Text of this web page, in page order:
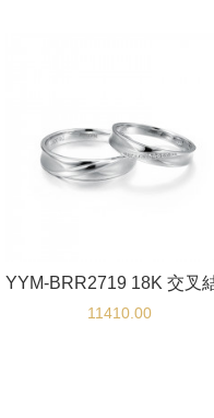
YYM-BRR2719 18K 交叉
11410.00